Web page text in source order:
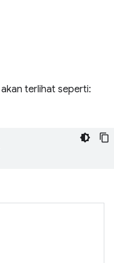
akan terlihat seperti: